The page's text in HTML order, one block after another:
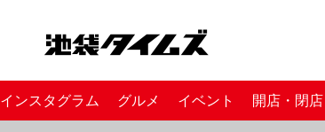
インスタグラム グルメ イベント 開店・閉店